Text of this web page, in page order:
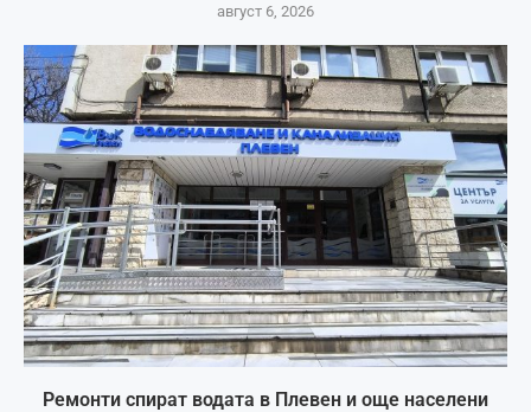
август 6, 2026
Ремонти спират водата в Плевен и още населени